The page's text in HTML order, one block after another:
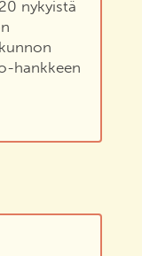
nykyistä
hankkeen